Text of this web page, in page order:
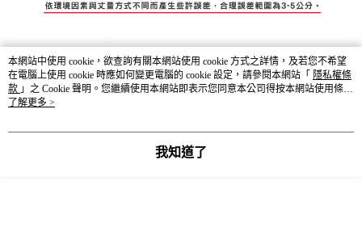
本網站中使用 cookie，欲查詢有關本網站使用 cookie 方式之詳情，及若您不希望
在電腦上使用 cookie 時應如何變更電腦的 cookie 設定，請參閱本網站「 隱私權條
款 」之 Cookie 聲明。您繼續使用本網站即表示您同意本公司得按本網站使用條款
之 Cookie 聲明使用 cookie。
了解更多 >
我知道了